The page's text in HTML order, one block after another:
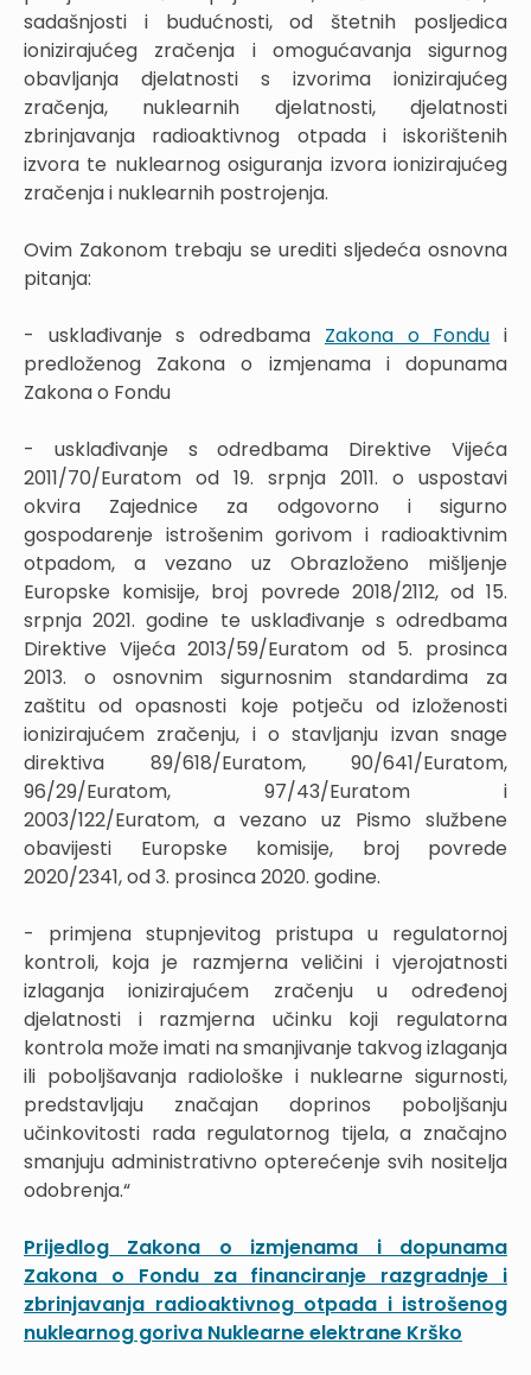
sadašnjosti i budućnosti, od štetnih posljedica
ionizirajućeg zračenja i omogućavanja sigurnog
obavljanja djelatnosti s izvorima ionizirajućeg
zračenja, nuklearnih djelatnosti, djelatnosti
zbrinjavanja radioaktivnog otpada i iskorištenih
izvora te nuklearnog osiguranja izvora ionizirajućeg
zračenja i nuklearnih postrojenja.
Ovim Zakonom trebaju se urediti sljedeća osnovna
pitanja:
- usklađivanje s odredbama Zakona o Fondu i
predloženog Zakona o izmjenama i dopunama
Zakona o Fondu
- usklađivanje s odredbama Direktive Vijeća
2011/70/Euratom od 19. srpnja 2011. o uspostavi
okvira Zajednice za odgovorno i sigurno
gospodarenje istrošenim gorivom i radioaktivnim
otpadom, a vezano uz Obrazloženo mišljenje
Europske komisije, broj povrede 2018/2112, od 15.
srpnja 2021. godine te usklađivanje s odredbama
Direktive Vijeća 2013/59/Euratom od 5. prosinca
2013. o osnovnim sigurnosnim standardima za
zaštitu od opasnosti koje potječu od izloženosti
ionizirajućem zračenju, i o stavljanju izvan snage
direktiva 89/618/Euratom, 90/641/Euratom,
96/29/Euratom, 97/43/Euratom i
2003/122/Euratom, a vezano uz Pismo službene
obavijesti Europske komisije, broj povrede
2020/2341, od 3. prosinca 2020. godine.
- primjena stupnjevitog pristupa u regulatornoj
kontroli, koja je razmjerna veličini i vjerojatnosti
izlaganja ionizirajućem zračenju u određenoj
djelatnosti i razmjerna učinku koji regulatorna
kontrola može imati na smanjivanje takvog izlaganja
ili poboljšavanja radiološke i nuklearne sigurnosti,
predstavljaju značajan doprinos poboljšanju
učinkovitosti rada regulatornog tijela, a značajno
smanjuju administrativno opterećenje svih nositelja
odobrenja.“
Prijedlog Zakona o izmjenama i dopunama
Zakona o Fondu za financiranje razgradnje i
zbrinjavanja radioaktivnog otpada i istrošenog
nuklearnog goriva Nuklearne elektrane Krško